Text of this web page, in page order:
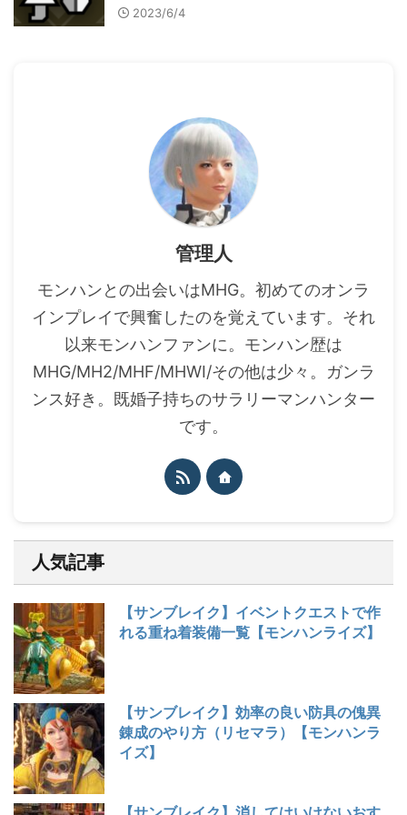
2023/6/4
管理人
モンハンとの出会いはMHG。初めてのオンラ
インプレイで興奮したのを覚えています。それ
以来モンハンファンに。モンハン歴は
MHG/MH2/MHF/MHWI/その他は少々。ガンラ
ンス好き。既婚子持ちのサラリーマンハンター
です。
人気記事
【サンブレイク】イベントクエストで作
れる重ね着装備一覧【モンハンライズ】
【サンブレイク】効率の良い防具の傀異
錬成のやり方（リセマラ）【モンハンラ
イズ】